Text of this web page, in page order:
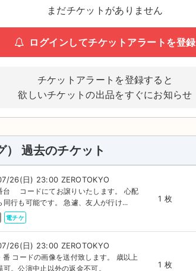
まだチケットがありません
ログインしてチケットアラートを登録
チケットアラートを登録すると
欲しいチケットの出品をすぐにお知らせ
） 過去のチケット
26(日) 23:00 ZEROTOKYO
台 コードにてお譲りいたします。 心配
同行も可能です。 急遽、友人が行け...
電チケ
1 枚
26(日) 23:00 ZEROTOKYO
番 コードの画像を送付致します。 歳以上
可。公演中止以外の返金不可。
1 枚